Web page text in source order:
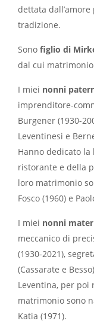
dettata
tradizione.
Sono figlio di
dal cui
I miei nonni
imprenditore-
Burgener (1930-
Leventinesi e
Hanno dedicato la
ristorante e della
loro matrimonio
Fosco (1960) e
I miei nonni
meccanico di
(1930-2021),
(Cassarate e
Leventina, per poi
matrimonio sono
Katia (1971).